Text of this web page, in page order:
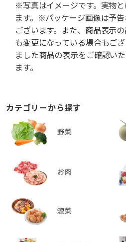
※写真はイメージです。実物
ます。※パッケージ画像は予
ございます。また、商品表示
も変更になっている場合もご
ました商品の表示をご確認い
ます。
カテゴリーから探す